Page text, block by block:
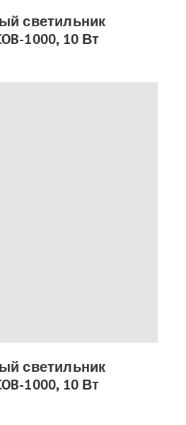
светильник
1000, 10 Вт
светильник
1000, 10 Вт